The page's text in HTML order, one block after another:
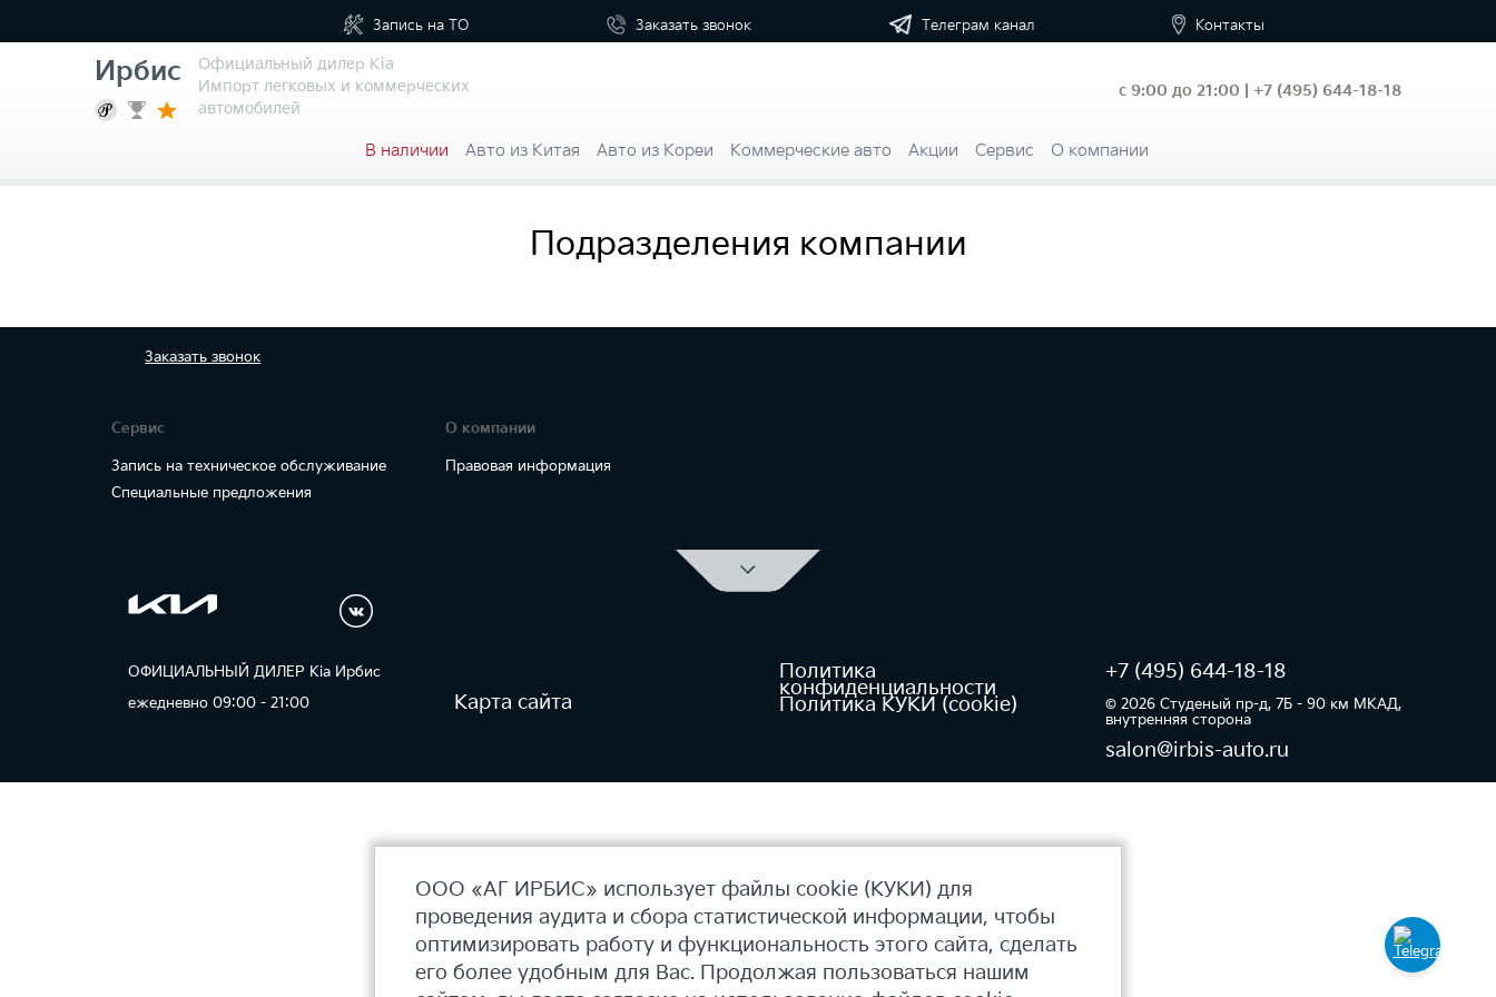
Запись на ТО Заказать звонок Телеграм канал Контакты
Ирбис
Официальный дилер Kia
Импорт легковых и коммерческих
автомобилей
с 9:00 до 21:00 | +7 (495) 644-18-18
В наличии Авто из Китая Авто из Кореи Коммерческие авто Акции Сервис О компании
Подразделения компании
Заказатьзвонок
Сервис
Запись на техническое обслуживание
Специальные предложения
О компании
Правовая информация
ОФИЦИАЛЬНЫЙ ДИЛЕР Kia Ирбис
ежедневно 09:00 - 21:00
Карта сайта
Политика
конфиденциальности
Политика КУКИ (cookie)
+7 (495) 644-18-18
© 2026 Студеный пр-д, 7Б - 90 км МКАД,
внутренняя сторона​
salon@irbis-auto.ru
ООО «АГ ИРБИС» использует файлы cookie (КУКИ) для
проведения аудита и сбора статистической информации, чтобы
оптимизировать работу и функциональность этого сайта, сделать
его более удобным для Вас. Продолжая пользоваться нашим